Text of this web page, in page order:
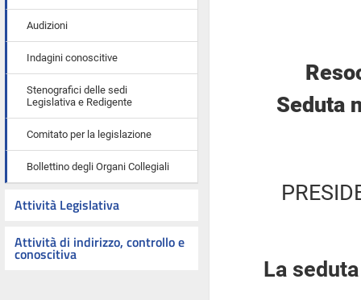
Audizioni
Indagini conoscitive
Stenografici delle sedi
Legislativa e Redigente
Comitato per la legislazione
Bollettino degli Organi Collegiali
Attività Legislativa
Attività di indirizzo, controllo e
conoscitiva
Seduta
La